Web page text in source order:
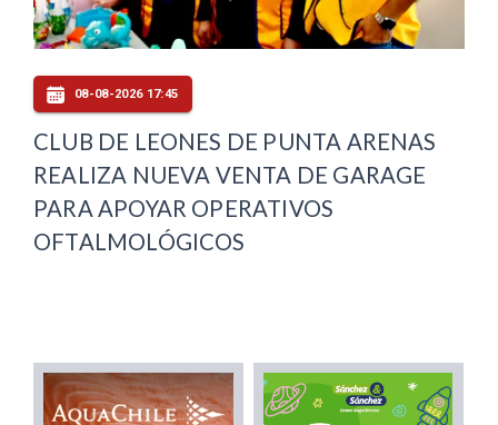
08-08-2026 17:45
CLUB DE LEONES DE PUNTA ARENAS
REALIZA NUEVA VENTA DE GARAGE
PARA APOYAR OPERATIVOS
OFTALMOLÓGICOS